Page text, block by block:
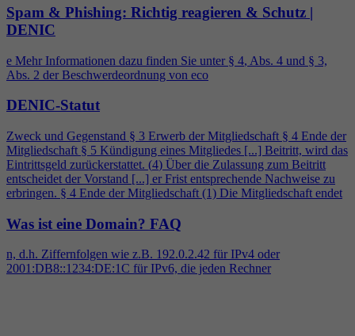
Spam & Phishing: Richtig reagieren & Schutz |
DENIC
e Mehr Informationen dazu finden Sie unter § 4, Abs. 4 und § 3,
Abs. 2 der Beschwerdeordnung von eco
DENIC-Statut
Zweck und Gegenstand § 3 Erwerb der Mitgliedschaft § 4 Ende der
Mitgliedschaft § 5 Kündigung eines Mitgliedes [...] Beitritt, wird das
Eintrittsgeld zurückerstattet. (4) Über die Zulassung zum Beitritt
entscheidet der Vorstand [...] er Frist entsprechende Nachweise zu
erbringen. § 4 Ende der Mitgliedschaft (1) Die Mitgliedschaft endet
Was ist eine Domain? FAQ
n, d.h. Ziffernfolgen wie z.B. 192.0.2.42 für IPv4 oder
2001:DB8::1234:DE:1C für IPv6, die jeden Rechner